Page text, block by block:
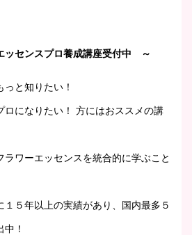
ッセンスプロ養成講座受付中 ～
と知りたい！
ロになりたい！ 方にはおススメの講
ラワーエッセンスを統合的に学ぶこと
１５年以上の実績があり、国内最多５
！